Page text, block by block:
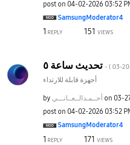
post on ‎04-02-2026 03:52
SamsungModerator4
1 REPLY 151 VIEWS
تحديث ساعة ٥ - ( ‎03-
أجهزة قابلة للارتداء
by أحــمـدالــعــانـــي on ‎03-
post on ‎04-02-2026 03:52
SamsungModerator4
1 REPLY 171 VIEWS